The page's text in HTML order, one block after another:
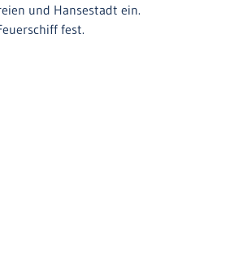
und Hansestadt ein.
fest.